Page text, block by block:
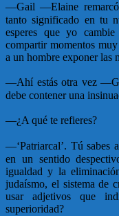
—Gail —Elaine
tanto significado en tu
esperes que yo
compartir momentos
a un hombre exponer las
—Ahí estás otra vez
debe contener una
—¿A qué te refieres?
—‘Patriarcal’. Tú sabes
en un sentido
igualdad y la
judaísmo, el sistema de
usar adjetivos que
superioridad?